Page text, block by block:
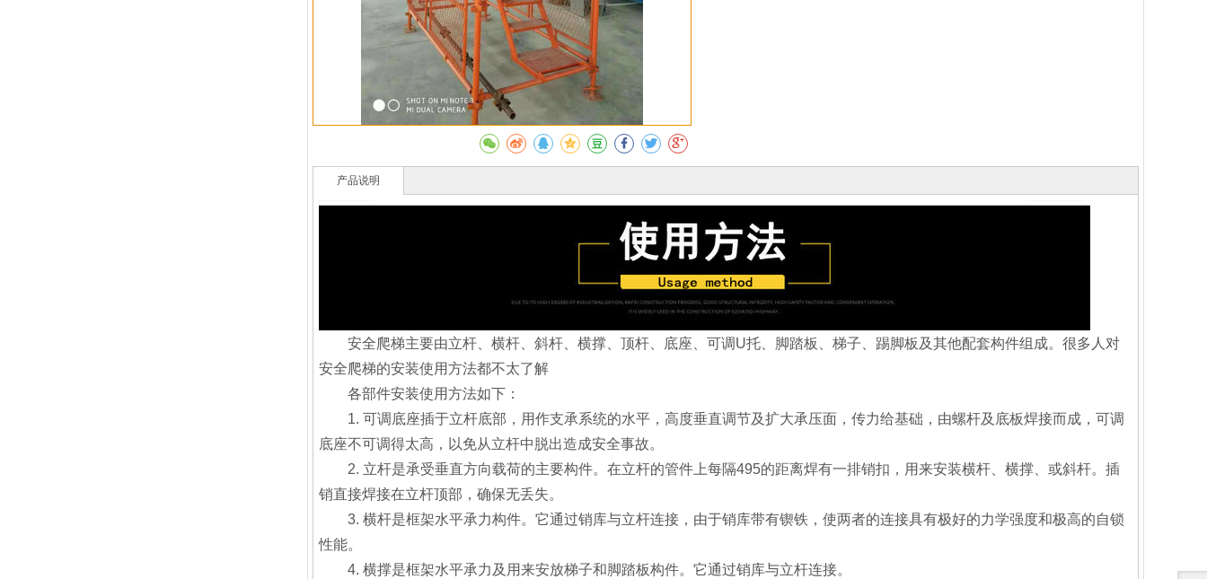
产品说明
安全爬梯主要由立杆、横杆、斜杆、横撑、顶杆、底座、可调U托、脚踏板、梯子、踢脚板及其他配套构件组成。很多人对
安全爬梯的安装使用方法都不太了解
各部件安装使用方法如下：
1. 可调底座插于立杆底部，用作支承系统的水平，高度垂直调节及扩大承压面，传力给基础，由螺杆及底板焊接而成，可调
底座不可调得太高，以免从立杆中脱出造成安全事故。
2. 立杆是承受垂直方向载荷的主要构件。在立杆的管件上每隔495的距离焊有一排销扣，用来安装横杆、横撑、或斜杆。插
销直接焊接在立杆顶部，确保无丢失。
3. 横杆是框架水平承力构件。它通过销库与立杆连接，由于销库带有锲铁，使两者的连接具有极好的力学强度和极高的自锁
性能。
4. 横撑是框架水平承力及用来安放梯子和脚踏板构件。它通过销库与立杆连接。